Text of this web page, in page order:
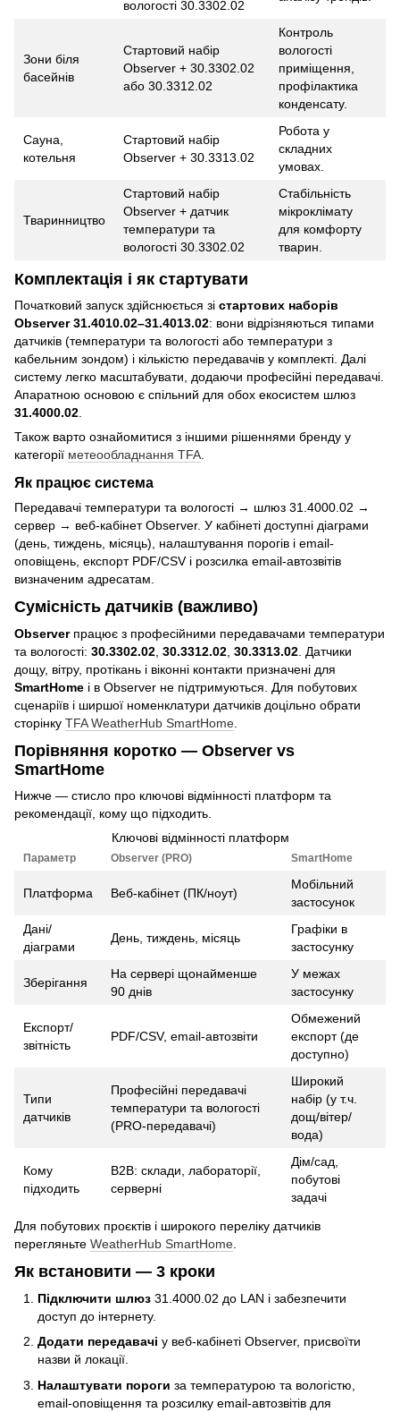
вологості 30.3302.02
Зони біля
басейнів
Стартовий набір
Observer + 30.3302.02
або 30.3312.02
Контроль
вологості
приміщення,
профілактика
конденсату.
Сауна,
котельня
Стартовий набір
Observer + 30.3313.02
Робота у
складних
умовах.
Тваринництво
Стартовий набір
Observer + датчик
температури та
вологості 30.3302.02
Стабільність
мікроклімату
для комфорту
тварин.
Комплектація і як стартувати
Початковий запуск здійснюється зі стартових наборів
Observer 31.4010.02–31.4013.02: вони відрізняються типами
датчиків (температури та вологості або температури з
кабельним зондом) і кількістю передавачів у комплекті. Далі
систему легко масштабувати, додаючи професійні передавачі.
Апаратною основою є спільний для обох екосистем шлюз
31.4000.02.
Також варто ознайомитися з іншими рішеннями бренду у
категорії метеообладнання TFA.
Як працює система
Передавачі температури та вологості → шлюз 31.4000.02 →
сервер → веб-кабінет Observer. У кабінеті доступні діаграми
(день, тиждень, місяць), налаштування порогів і email-
оповіщень, експорт PDF/CSV і розсилка email-автозвітів
визначеним адресатам.
Сумісність датчиків (важливо)
Observerпрацює з професійними передавачами температури
та вологості: 30.3302.02 30.3312.02 30.3313.02 . Датчики
дощу, вітру, протікань і віконні контакти призначені для
SmartHome і в Observer не підтримуються. Для побутових
сценаріїв і ширшої номенклатури датчиків доцільно обрати
сторінку TFA WeatherHub SmartHome
Порівняння коротко — Observer vs
SmartHome
Нижче — стисло про ключові відмінності платформ та
рекомендації, кому що підходить.
Ключові відмінності платформ
Параметр Observer (PRO) SmartHome
Платформа Веб-кабінет (ПК/ноут)
Мобільний
застосунок
Дані/
діаграми
День, тиждень, місяць
Графіки в
застосунку
Зберігання
На сервері щонайменше
90 днів
У межах
застосунку
Експорт/
звітність
PDF/CSV, email-автозвіти
Обмежений
експорт (де
доступно)
Типи
датчиків
Професійні передавачі
температури та вологості
(PRO-передавачі)
Широкий
набір (у т.ч.
дощ/вітер/
вода)
Кому
підходить
B2B: склади, лабораторії,
серверні
Дім/сад,
побутові
задачі
Для побутових проєктів і широкого переліку датчиків
перегляньте WeatherHub SmartHome.
Як встановити — 3 кроки
Підключити шлюз 31.4000.02 до LAN і забезпечити
доступ до інтернету.
Додати передавачі у веб-кабінеті Observer, присвоїти
назви й локації.
Налаштувати пороги за температурою та вологістю,
email-оповіщення та розсилку email-автозвітів для